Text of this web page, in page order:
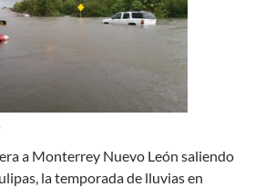
a Monterrey Nuevo León saliendo
la temporada de lluvias en